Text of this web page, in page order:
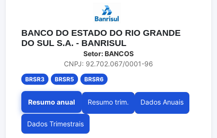
BANCO DO ESTADO DO RIO GRANDE
DO SUL S.A. - BANRISUL
Setor: BANCOS
CNPJ: 92.702.067/0001-96
BRSR3 BRSR5 BRSR6
Resumo anual Resumo trim. Dados Anuais
Dados Trimestrais